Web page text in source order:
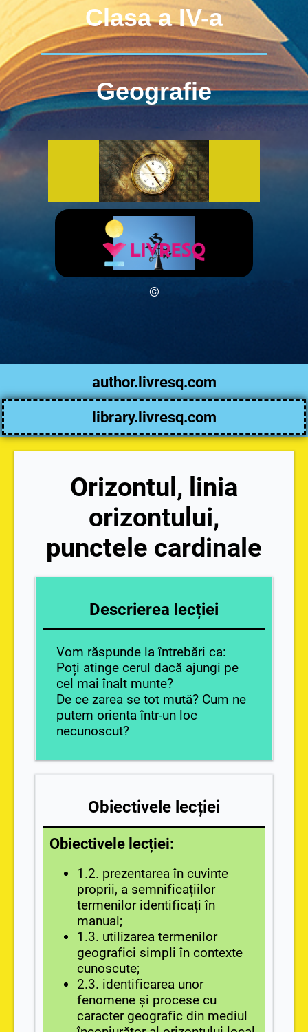
Clasa a IV-a
Geografie
©
author.livresq.com
library.livresq.com
Orizontul, linia
orizontului,
punctele cardinale
Descrierea lecției
Vom răspunde la întrebări ca:
Poți atinge cerul dacă ajungi pe
cel mai înalt munte?
De ce zarea se tot mută? Cum ne
putem orienta într-un loc
necunoscut?
Obiectivele lecției
Obiectivele lecției:
1.2. prezentarea în cuvinte
proprii, a semnificațiilor
termenilor identificați în
manual;
1.3. utilizarea termenilor
geografici simpli în contexte
cunoscute;
2.3. identificarea unor
fenomene și procese cu
caracter geografic din mediul